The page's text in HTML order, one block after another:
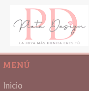
MENÚ
Inicio